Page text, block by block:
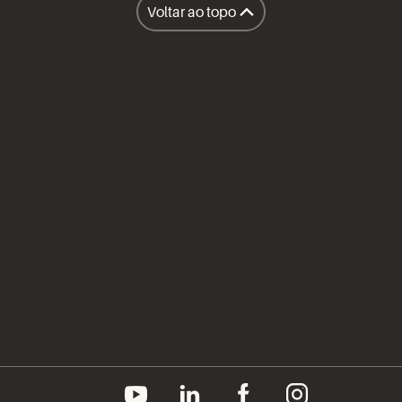
RestaurantesVoltar ao topo